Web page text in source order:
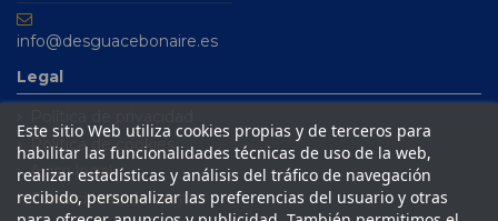
info@desguacebonaire.es
Legal
Política de cookies
Aviso legal
Condiciones de venta
Este sitio Web utiliza cookies propias y de terceros para
habilitar las funcionalidades técnicas de uso de la web,
realizar estadísticas y análisis del tráfico de navegación
recibido, personalizar las preferencias del usuario y otras